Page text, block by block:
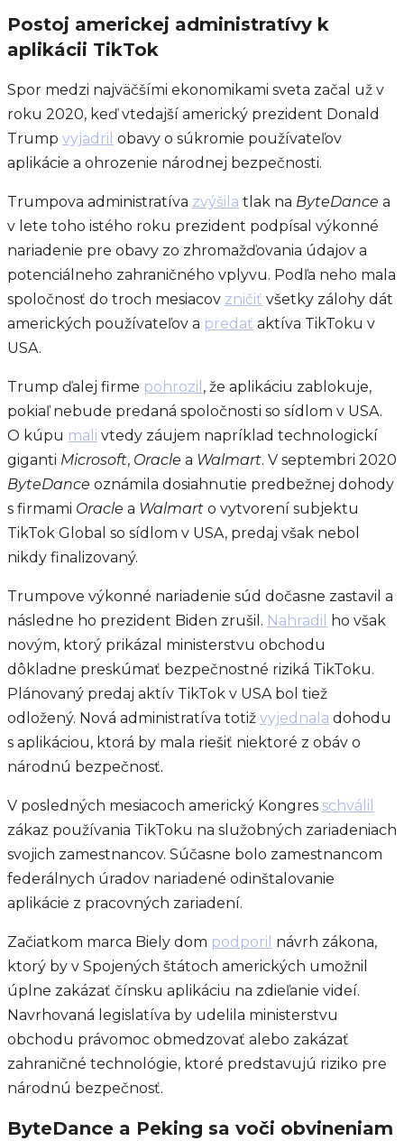
Postoj americkej administratívy k
aplikácii TikTok
Spor medzi najväčšími ekonomikami sveta začal už v
roku 2020, keď vtedajší americký prezident Donald
Trump vyjadril obavy o súkromie používateľov
aplikácie a ohrozenie národnej bezpečnosti.
Trumpova administratíva zvýšila tlak na ByteDance a
v lete toho istého roku prezident podpísal výkonné
nariadenie pre obavy zo zhromažďovania údajov a
potenciálneho zahraničného vplyvu. Podľa neho mala
spoločnosť do troch mesiacov zničiť všetky zálohy dát
amerických používateľov a predať aktíva TikToku v
USA.
Trump ďalej firme pohrozil , že aplikáciu zablokuje,
pokiaľ nebude predaná spoločnosti so sídlom v USA.
O kúpu mali vtedy záujem napríklad technologickí
giganti Microsoft, Oracle a Walmart. V septembri 2020
ByteDance oznámila dosiahnutie predbežnej dohody
s firmami Oracle a Walmart o vytvorení subjektu
TikTok Global so sídlom v USA, predaj však nebol
nikdy finalizovaný.
Trumpove výkonné nariadenie súd dočasne zastavil a
následne ho prezident Biden zrušil. Nahradil
ho však
novým, ktorý prikázal ministerstvu obchodu
dôkladne preskúmať bezpečnostné riziká TikToku.
Plánovaný predaj aktív TikTok v USA bol tiež
odložený. Nová administratíva totiž vyjednala dohodu
s aplikáciou, ktorá by mala riešiť niektoré z obáv o
národnú bezpečnosť.
V posledných mesiacoch americký Kongres schválil
zákaz používania TikToku na služobných zariadeniach
svojich zamestnancov. Súčasne bolo zamestnancom
federálnych úradov nariadené odinštalovanie
aplikácie z pracovných zariadení.
Začiatkom marca Biely dom podporil návrh zákona,
ktorý by v Spojených štátoch amerických umožnil
úplne zakázať čínsku aplikáciu na zdieľanie videí.
Navrhovaná legislatíva by udelila ministerstvu
obchodu právomoc obmedzovať alebo zakázať
zahraničné technológie, ktoré predstavujú riziko pre
národnú bezpečnosť.
ByteDance a Peking sa voči obvineniam